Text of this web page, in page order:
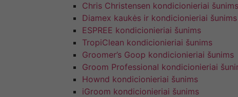
Chris Christensen kondicionieriai šunims
Diamex kaukės ir kondicionieriai šunims
ESPREE kondicionieriai šunims
TropiClean kondicionieriai šunims
Groomer’s Goop kondicionieriai šunims
Groom Professional kondicionieriai
Hownd kondicionieriai šunims
iGroom kondicionieriai šunims